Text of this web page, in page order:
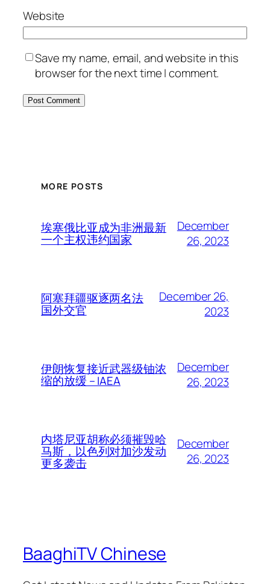
Website
Save my name, email, and website in this
browser for the next time I comment.
MORE POSTS
埃塞俄比亚成为非洲最新
一个主权违约国家
December
26, 2023
阿塞拜疆驱逐两名法
国外交官
December 26,
2023
伊朗恢复接近武器级铀浓
缩的放缓 – IAEA
December
26, 2023
内塔尼亚胡称必须摧毁哈
马斯，以色列对加沙发动
更多袭击
December
26, 2023
BaaghiTV Chinese